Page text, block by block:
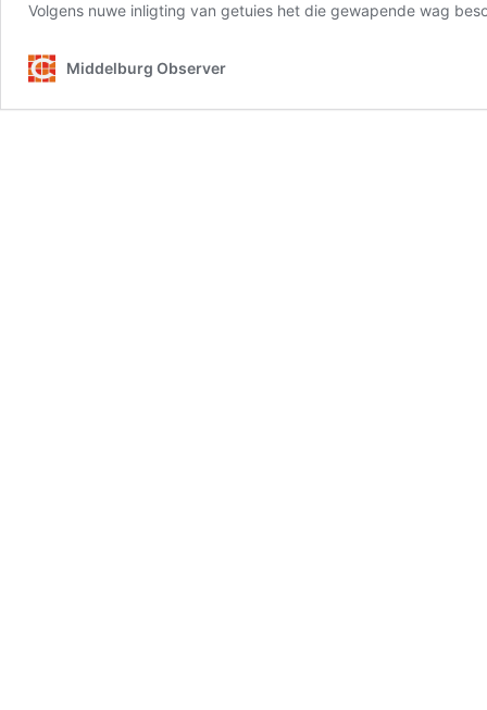
Volgens nuwe inligting van getuies het die gewapende wag
Middelburg Observer